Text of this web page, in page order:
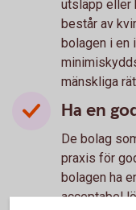
utsläpp eller
består av
bolagen i en
mänskliga
Ha en
De bolag
praxis för
bolagen ha
acceptabel